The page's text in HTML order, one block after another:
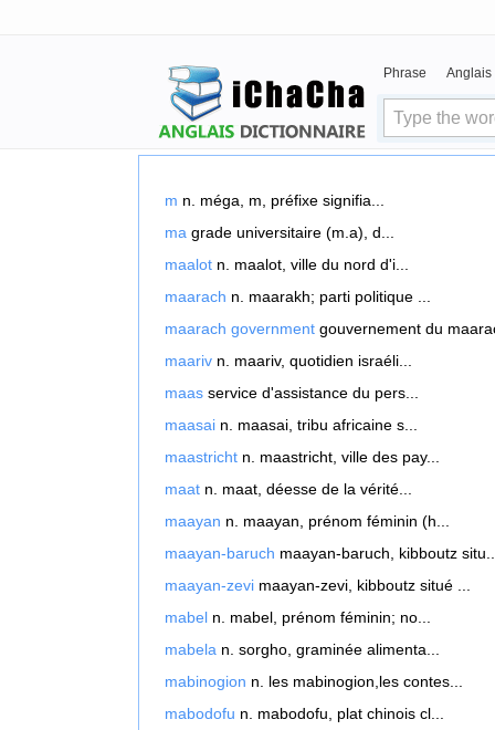
Phrase Anglais
m n. méga, m, préfixe signifia...
ma grade universitaire (m.a), d...
maalot n. maalot, ville du nord d'i...
maarach n. maarakh; parti politique ...
maarach government gouvernement du
maariv n. maariv, quotidien israéli...
maas service d'assistance du pers...
maasai n. maasai, tribu africaine s...
maastricht n. maastricht, ville des pay...
maat n. maat, déesse de la vérité...
maayan n. maayan, prénom féminin (h...
maayan-baruch maayan-baruch, kibboutz
maayan-zevi maayan-zevi, kibboutz situé ...
mabel n. mabel, prénom féminin; no...
mabela n. sorgho, graminée alimenta...
mabinogion n. les mabinogion,les contes...
mabodofu n. mabodofu, plat chinois cl...